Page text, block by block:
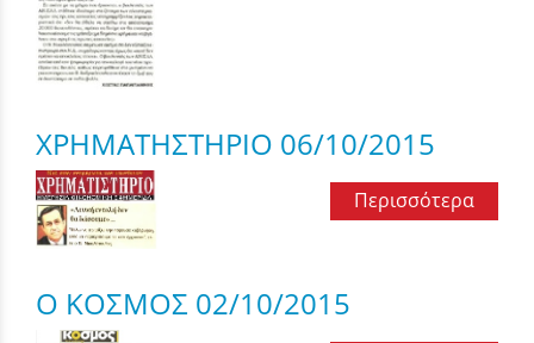
ΧΡΗΜΑΤΗΣΤΗΡΙΟ 06/10/2015
Περισσότερα
Ο ΚΟΣΜΟΣ 02/10/2015